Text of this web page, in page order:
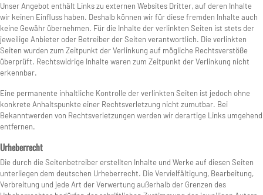
Unser Angebot enthält Links zu externen Websites Dritter, auf deren Inhalte
wir keinen Einfluss haben. Deshalb können wir für diese fremden Inhalte auch
keine Gewähr übernehmen. Für die Inhalte der verlinkten Seiten ist stets der
jeweilige Anbieter oder Betreiber der Seiten verantwortlich. Die verlinkten
Seiten wurden zum Zeitpunkt der Verlinkung auf mögliche Rechtsverstöße
überprüft. Rechtswidrige Inhalte waren zum Zeitpunkt der Verlinkung nicht
erkennbar.
Eine permanente inhaltliche Kontrolle der verlinkten Seiten ist jedoch ohne
konkrete Anhaltspunkte einer Rechtsverletzung nicht zumutbar. Bei
Bekanntwerden von Rechtsverletzungen werden wir derartige Links umgehend
entfernen.
Urheberrecht
Die durch die Seitenbetreiber erstellten Inhalte und Werke auf diesen Seiten
unterliegen dem deutschen Urheberrecht. Die Vervielfältigung, Bearbeitung,
Verbreitung und jede Art der Verwertung außerhalb der Grenzen des